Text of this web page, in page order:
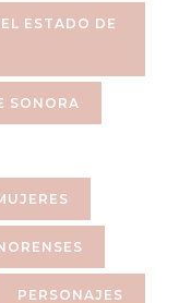
ESTADO DE
SONORA
PERSONAJES